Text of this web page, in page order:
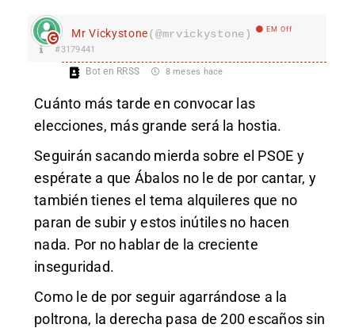
Mr Vickystone(@mrvickystone) EM Off
#3179441
Bot en RRSS 8 meses hace
Cuánto más tarde en convocar las
elecciones, más grande será la hostia.
Seguirán sacando mierda sobre el PSOE y
espérate a que Ábalos no le de por cantar, y
también tienes el tema alquileres que no
paran de subir y estos inútiles no hacen
nada. Por no hablar de la creciente
inseguridad.
Como le de por seguir agarrándose a la
poltrona, la derecha pasa de 200 escaños sin